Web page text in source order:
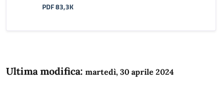
PDF 83,3K
Ultima modifica: martedì, 30 aprile 2024